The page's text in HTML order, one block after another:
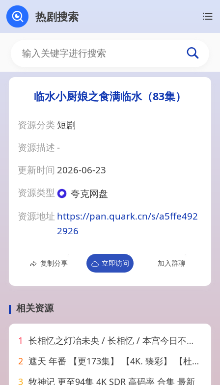
热剧搜索
临水小厨娘之食满临水（83集）
资源分类 短剧
资源描述-
更新时间 2026-06-23
资源类型
夸克网盘
资源地址 https://pan.quark.cn/s/a5ffe492
2926
复制分享 立即访问 加入群聊
相关资源
1 长相忆之灯冶未央 / 长相忆 / 本宫今日不宜卿（2025）【4K.臻彩MAX】【24集全】【爱情/古装】
2 遮天 年番 【更173集】 【4K. 臻彩】 【杜比音效】【臻悦全景声】
3 牧神记 更至94集 4K SDR 高码率 合集 最新